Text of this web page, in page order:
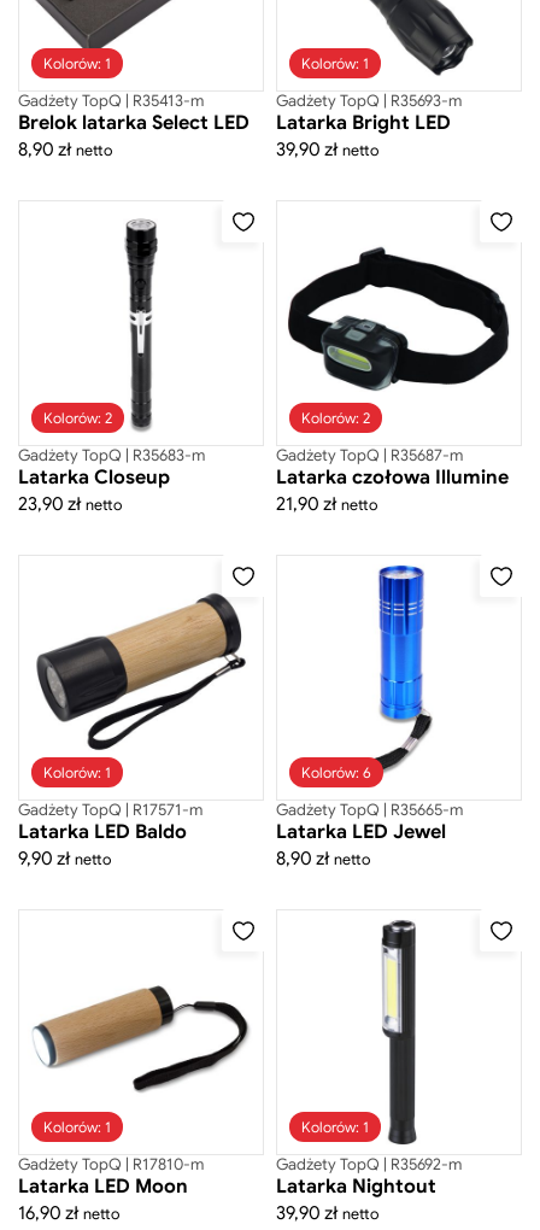
Gadżety
Akcesoria do telefonów
Akcesoria osobiste
Branżowe
Breloki
Dla dzieci
Gadżety biurowe
Gadżety CSR
Gadżety do pracy zdalnej
Gadżety sportowe
Kosmetyczki
Kosze
Kubki do kawy
Narzędzia
Pudełka na prezenty
Torby i plecaki na laptopa
Torby na zakupy
Torby podróżne
Torby sportowe
Walizki
Mini figurki
Kolorów: 1
Gadżety TopQ | R35413-m
Brelok latarka Select LED
8,90 złnetto
Kolorów: 1
Gadżety TopQ | R35693-m
Latarka Bright LED
39,90 złnetto
Kolorów: 2
Gadżety TopQ | R35683-m
Latarka Closeup
23,90 złnetto
Kolorów: 2
Gadżety TopQ | R35687-m
Latarka czołowa Illumine
21,90 złnetto
Kolorów: 1
Gadżety TopQ | R17571-m
Latarka LED Baldo
9,90 złnetto
Kolorów: 6
Gadżety TopQ | R35665-m
Latarka LED Jewel
8,90 złnetto
Kolorów: 1
Gadżety TopQ | R17810-m
Latarka LED Moon
16,90 złnetto
Kolorów: 1
Gadżety TopQ | R35692-m
Latarka Nightout
39,90 złnetto